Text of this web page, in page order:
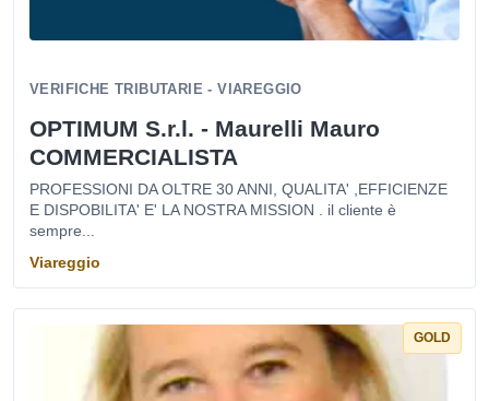
VERIFICHE TRIBUTARIE - VIAREGGIO
OPTIMUM S.r.l. - Maurelli Mauro
COMMERCIALISTA
PROFESSIONI DA OLTRE 30 ANNI, QUALITA' ,EFFICIENZE
E DISPOBILITA' E' LA NOSTRA MISSION . il cliente è
sempre...
Viareggio
GOLD